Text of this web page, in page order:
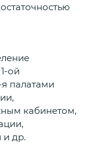
ой
палатами
кабинетом,
и др.